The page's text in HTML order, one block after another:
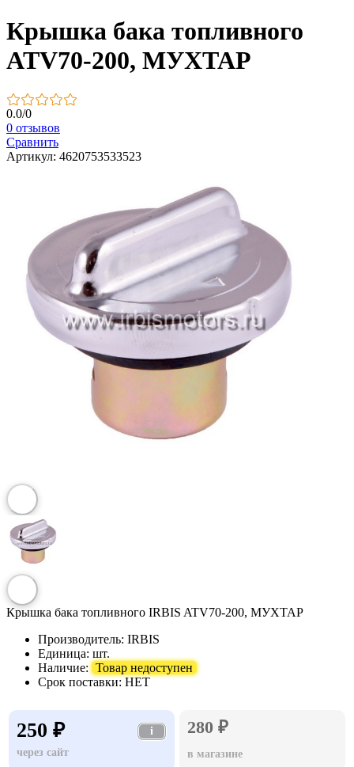
Крышка бака топливного
ATV70-200, МУХТАР
0.0/0
0 отзывов
Сравнить
Артикул: 4620753533523
Крышка бака топливного IRBIS ATV70-200, МУХТАР
Производитель: IRBIS
Единица: шт.
Наличие: Товар недоступен
Срок поставки: НЕТ
250 ₽
i
через сайт
280 ₽
в магазине